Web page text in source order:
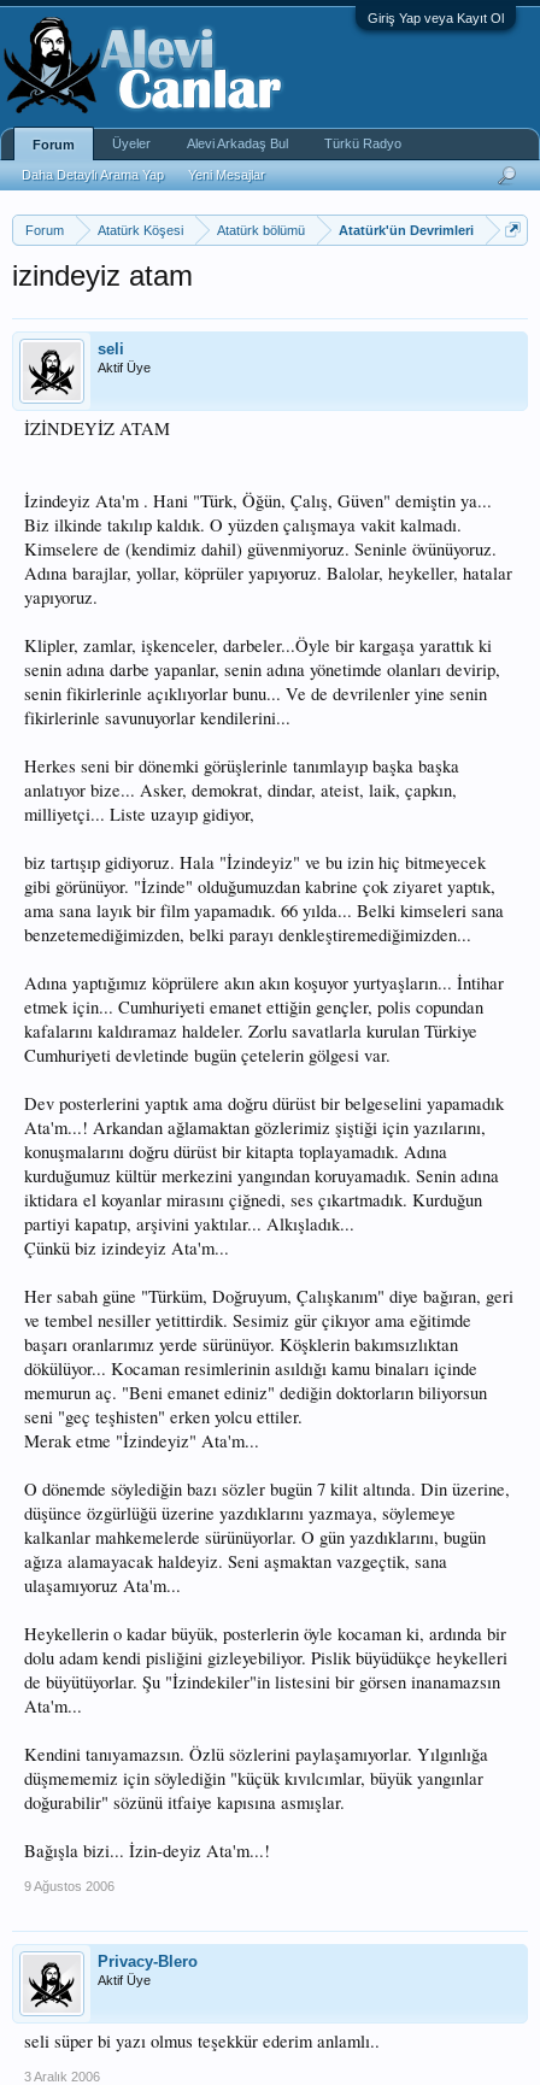
Giriş Yap veya Kayıt Ol
Forum Atatürk Köşesi Atatürk bölümü Atatürk'ün Devrimleri
izindeyiz atam
seli
Aktif Üye
İZİNDEYİZ ATAM
İzindeyiz Ata'm . Hani "Türk, Öğün, Çalış, Güven" demiştin ya...
Biz ilkinde takılıp kaldık. O yüzden çalışmaya vakit kalmadı.
Kimselere de (kendimiz dahil) güvenmiyoruz. Seninle övünüyoruz.
Adına barajlar, yollar, köprüler yapıyoruz. Balolar, heykeller, hatalar
yapıyoruz.
Klipler, zamlar, işkenceler, darbeler...Öyle bir kargaşa yarattık ki
senin adına darbe yapanlar, senin adına yönetimde olanları devirip,
senin fikirlerinle açıklıyorlar bunu... Ve de devrilenler yine senin
fikirlerinle savunuyorlar kendilerini...
Herkes seni bir dönemki görüşlerinle tanımlayıp başka başka
anlatıyor bize... Asker, demokrat, dindar, ateist, laik, çapkın,
milliyetçi... Liste uzayıp gidiyor,
biz tartışıp gidiyoruz. Hala "İzindeyiz" ve bu izin hiç bitmeyecek
gibi görünüyor. "İzinde" olduğumuzdan kabrine çok ziyaret yaptık,
ama sana layık bir film yapamadık. 66 yılda... Belki kimseleri sana
benzetemediğimizden, belki parayı denkleştiremediğimizden...
Adına yaptığımız köprülere akın akın koşuyor yurtyaşların... İntihar
etmek için... Cumhuriyeti emanet ettiğin gençler, polis copundan
kafalarını kaldıramaz haldeler. Zorlu savatlarla kurulan Türkiye
Cumhuriyeti devletinde bugün çetelerin gölgesi var.
Dev posterlerini yaptık ama doğru dürüst bir belgeselini yapamadık
Ata'm...! Arkandan ağlamaktan gözlerimiz şiştiği için yazılarını,
konuşmalarını doğru dürüst bir kitapta toplayamadık. Adına
kurduğumuz kültür merkezini yangından koruyamadık. Senin adına
iktidara el koyanlar mirasını çiğnedi, ses çıkartmadık. Kurduğun
partiyi kapatıp, arşivini yaktılar... Alkışladık...
Çünkü biz izindeyiz Ata'm...
Her sabah güne "Türküm, Doğruyum, Çalışkanım" diye bağıran, geri
ve tembel nesiller yetittirdik. Sesimiz gür çikıyor ama eğitimde
başarı oranlarımız yerde sürünüyor. Köşklerin bakımsızlıktan
dökülüyor... Kocaman resimlerinin asıldığı kamu binaları içinde
memurun aç. "Beni emanet ediniz" dediğin doktorların biliyorsun
seni "geç teşhisten" erken yolcu ettiler.
Merak etme "İzindeyiz" Ata'm...
O dönemde söylediğin bazı sözler bugün 7 kilit altında. Din üzerine,
düşünce özgürlüğü üzerine yazdıklarını yazmaya, söylemeye
kalkanlar mahkemelerde sürünüyorlar. O gün yazdıklarını, bugün
ağıza alamayacak haldeyiz. Seni aşmaktan vazgeçtik, sana
ulaşamıyoruz Ata'm...
Heykellerin o kadar büyük, posterlerin öyle kocaman ki, ardında bir
dolu adam kendi pisliğini gizleyebiliyor. Pislik büyüdükçe heykelleri
de büyütüyorlar. Şu "İzindekiler"in listesini bir görsen inanamazsın
Ata'm...
Kendini tanıyamazsın. Özlü sözlerini paylaşamıyorlar. Yılgınlığa
düşmememiz için söylediğin "küçük kıvılcımlar, büyük yangınlar
doğurabilir" sözünü itfaiye kapısına asmışlar.
Bağışla bizi... İzin-deyiz Ata'm...!
9 Ağustos 2006
Privacy-Blero
Aktif Üye
seli süper bi yazı olmus teşekkür ederim anlamlı..
3 Aralık 2006
Forum
Daha Detaylı Arama Yap Yeni Mesajlar
Üyeler Alevi Arkadaş Bul Türkü Radyo